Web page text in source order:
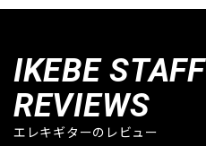
IKEBE STAFF
REVIEWS
エレキギターのレビュー